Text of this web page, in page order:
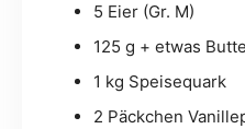
5 Eier (Gr. M)
125 g + etwas
1 kg Speisequark
2 Päckchen